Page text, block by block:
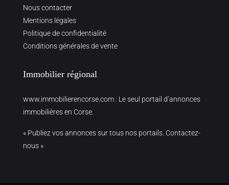
Nous contacter
Mentions légales
Politique de confidentialité
Conditions générales de vente
Immobilier régional
www.immobilierencorse.com : Le seul portail d’annonces
immobilières en Corse.
« Publiez vos annonces sur tous nos portails. Contactez-
nous »